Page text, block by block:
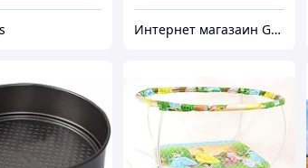
Интернет магазаин Growhills